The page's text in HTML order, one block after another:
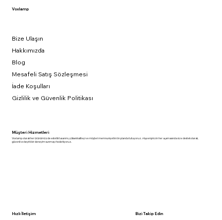
Voxlamp
Bize Ulaşın
Hakkımızda
Blog
Mesafeli Satış Sözleşmesi
İade Koşulları
Gizlilik ve Güvenlik Politikası
Müşteri Hizmetleri
Voxlamp olarak her ürünümüzde estetik tasarımı, yüksek kaliteyi ve müşteri memnuniyetini ön planda tutuyoruz. Alışverişinizin her aşamasında size destek olarak,
güvenli ve keyifli bir deneyim sunmayı hedefliyoruz.
Hızlı İletişim Bizi Takip Edin